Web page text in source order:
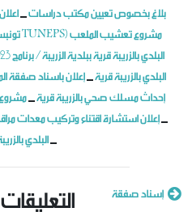
بلاغ بخصوص تعيين مكتب دراسات_
البلدي بالزريبة قرية ببلدية الزريبة / برنامج 2023
البلدي بالزريبة قرية_إعلان باسناد صفقة
إحداث مسلك صحي بالزريبة قرية_
_إعلان استشارة اقتناء وتركيب معدات
البلدي_
إسناد صفقة التعليقات